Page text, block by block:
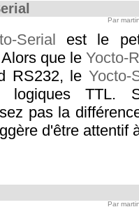
Par
Serial est le
Alors que le Yocto-
RS232, le Yocto-
logiques TTL.
pas la
d'être attentif
Par